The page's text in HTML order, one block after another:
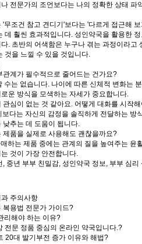
전문가의 조언보다는 나의 정확한 상태
'무조건 참고 견디기'보다는 '다르게 접근해
데 훨씬 효과적입니다. 성인약국을 활용한
. 초반의 어색함은 누구나 겪는 과정이라
것을 느낄 수 있을 것입니다.
관계가 필수적으로 줄어드는 건가요?
수는 없습니다. 나이에 따른 신체적 변화는
운 방식을 모색하는 자세가 중요합니다.
관심이 없는 것 같아요. 어떻게 대화를 시작
다는 자신의 감정을 솔직하게 전달하는
낮추는 데 도움이 됩니다.
제품을 실제로 사용해도 괜찮을까요?
하는 제품 중에는 관계의 질을 높여주는
것이 가장 안전합니다.
, 중년 부부 친밀감, 성인약국 정보, 부부 심
주의사항
복용법 전문가 가이드?
리해야 하는 이유?
전문 정품 중심의 온라인 약국입니다.?
20대 발기부전 증가 이유와 해법?